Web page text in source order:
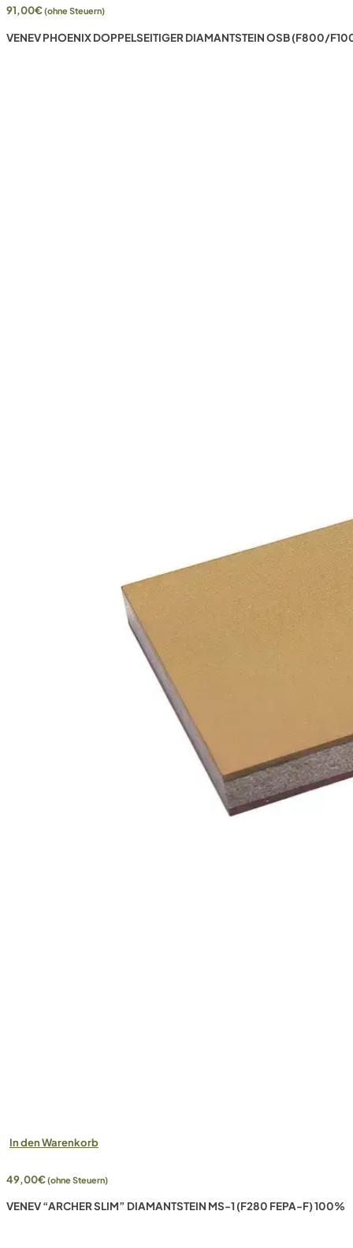
91,00€(ohne Steuern)
VENEV PHOENIX DOPPELSEITIGER DIAMANTSTEIN OSB (F800/
In den Warenkorb
49,00€(ohne Steuern)
VENEV “ARCHER SLIM” DIAMANTSTEIN MS-1 (F280 FEPA-F) 100%